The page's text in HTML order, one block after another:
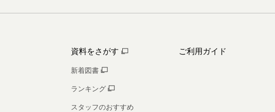
資料をさがす
新着図書
ランキング
スタッフのおすすめ
ご利用ガイド